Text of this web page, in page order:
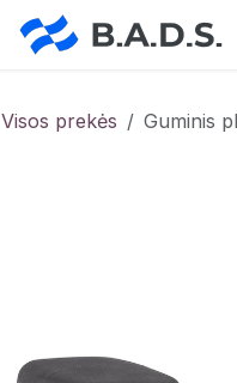
Visos prekės Guminis